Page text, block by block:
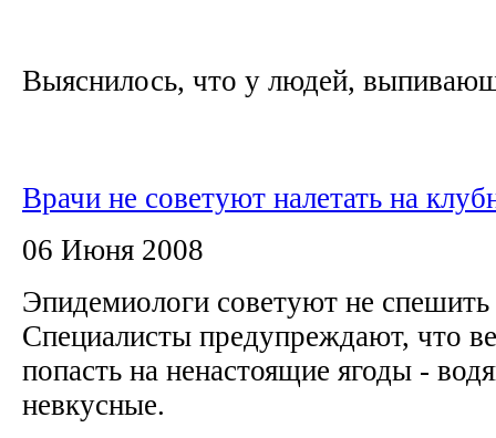
Выяснилось, что у людей,
Врачи не советуют налетать на
06 Июня 2008
Эпидемиологи советуют не спешить
Специалисты предупреждают, что
попасть на ненастоящие ягоды -
невкусные.